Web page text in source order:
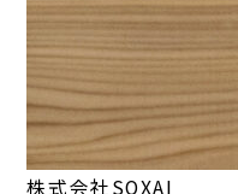
株式会社SOXAI